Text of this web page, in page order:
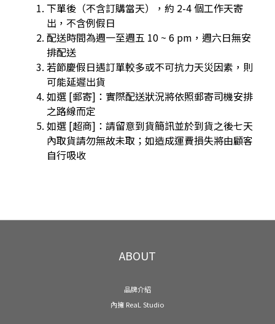
下單後（不含訂購當天），約 2-4 個工作天寄
出，不含例假日
配送時間為週一至週五 10 ~ 6 pm，週六日無安
排配送
若節慶假日遇訂單較多或不可抗力天災因素，則
可能延遲出貨
如選 [郵寄]：實際配送狀況將依照郵寄司機安排
之路線而定
如選 [超商]：請留意到貨簡訊並於到貨之後七天
內取貨請勿無故未取；如造成運費損失將由顧客
自行吸收
ABOUT
品牌介紹
內擁 ReaL Studio